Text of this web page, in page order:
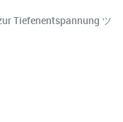
Tiefenentspannung ツ